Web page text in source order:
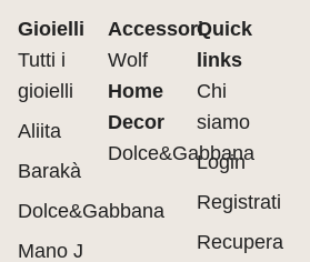
Gioielli
Tutti i
gioielli
Aliita
Barakà
Dolce&Gabbana
Mano J
Accessori
Wolf
Home
Decor
Dolce&Gabbana
Quick
links
Chi
siamo
Login
Registrati
Recupera